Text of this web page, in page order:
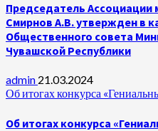
Председатель
Смирнов А.В. утвержден в
Общественного совета
Чувашской Республики
admin 21.03.2024
Об итогах конкурса
Об итогах конкурса